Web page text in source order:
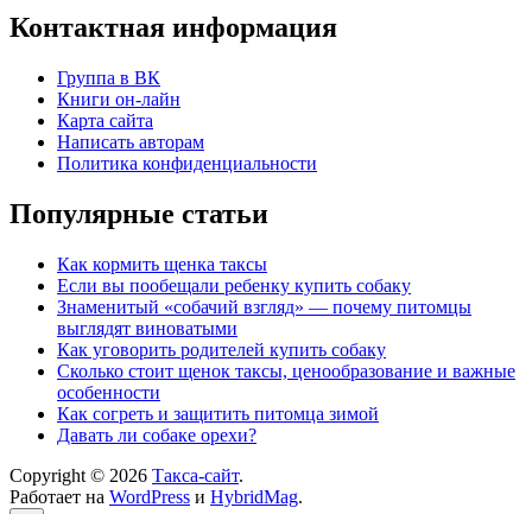
Контактная информация
Группа в ВК
Книги он-лайн
Карта сайта
Написать авторам
Политика конфиденциальности
Популярные статьи
Как кормить щенка таксы
Если вы пообещали ребенку купить собаку
Знаменитый «собачий взгляд» — почему питомцы
выглядят виноватыми
Как уговорить родителей купить собаку
Сколько стоит щенок таксы, ценообразование и важные
особенности
Как согреть и защитить питомца зимой
Давать ли собаке орехи?
Copyright © 2026 Такса-сайт.
Работает на WordPress и HybridMag.